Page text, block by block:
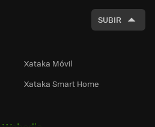
SUBIR
Xataka Móvil
Xataka Smart Home